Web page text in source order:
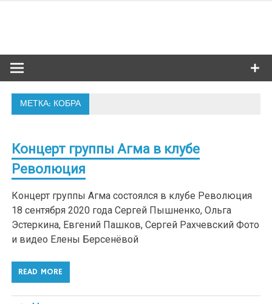
МЕТКА: КОБРА
Концерт группы Агма в клубе
Революция
Концерт группы Агма состоялся в клубе Революция
18 сентября 2020 года Сергей Пышненко, Ольга
Эстеркина, Евгений Пашков, Сергей Рахчевский Фото
и видео Елены Берсенёвой
READ MORE